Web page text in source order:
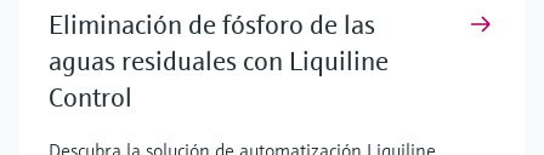
Eliminación de fósforo de las
aguas residuales con Liquiline
Control
Descubra la solución de automatización Liquiline